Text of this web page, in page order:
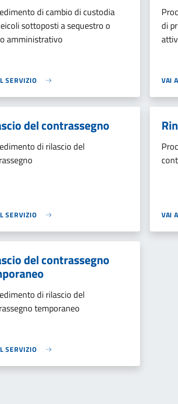
di cambio di custodia
sottoposti a sequestro o
amministrativo
SERVIZIO
di
VAI
del contrassegno
di rilascio del
SERVIZIO VAI
del contrassegno
di rilascio del
temporaneo
SERVIZIO